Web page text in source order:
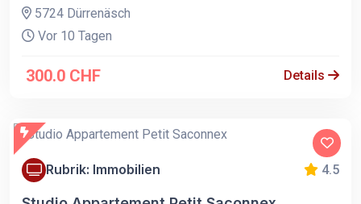
5724 Dürrenäsch
Vor 10 Tagen
300.0 CHF Details
Rubrik: Immobilien 4.5